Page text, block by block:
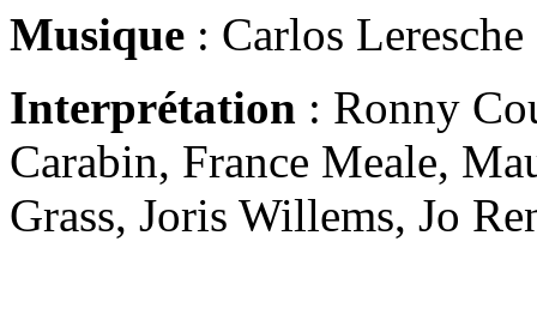
Musique : Carlos Leresche
Interprétation : Ronny
Carabin, France Meale,
Grass, Joris Willems, Jo